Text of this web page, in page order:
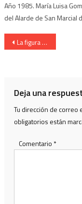
Año 1985. María Luisa
del Alarde de San Marcial
Navegación
La figura de la Cantinera de la Compañía Bidasoa del Alarde de Irun
Deja una
Tu dirección de correo
obligatorios están
Comentario *